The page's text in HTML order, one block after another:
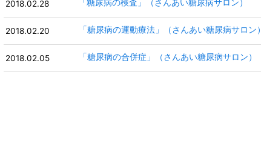
2018.02.28 「糖尿病の検査」（さんあい糖尿病サロン）
2018.02.20 「糖尿病の運動療法」（さんあい糖尿病サロン
2018.02.05 「糖尿病の合併症」（さんあい糖尿病サロン）